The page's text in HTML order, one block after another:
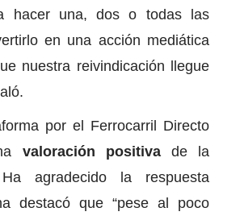
hacer una, dos o todas las
en una acción mediática
nuestra reivindicación llegue
por el Ferrocarril Directo
valoración positiva de la
Ha agradecido la respuesta
destacó que “pese al poco